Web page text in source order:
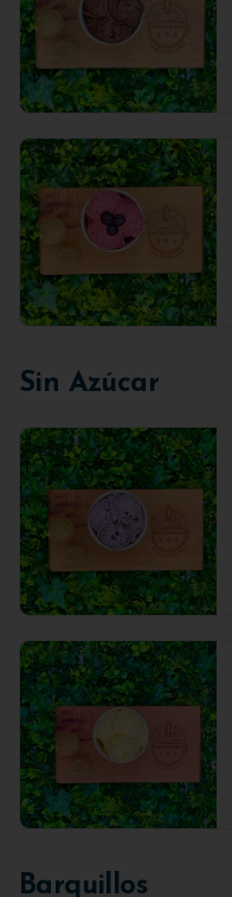
Sin Azúcar
Barquillos